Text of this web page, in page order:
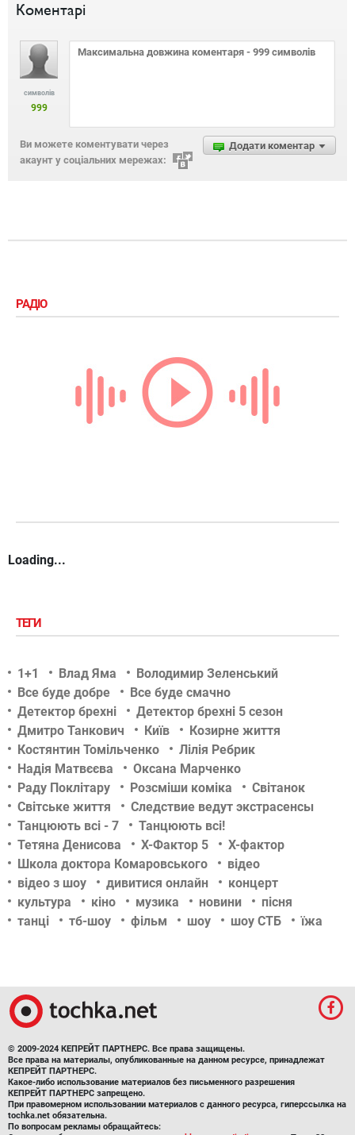
Коментарі
символів
999
Додати коментар
Ви можете коментувати через
акаунт у соціальних мережах:
РАДІО
Loading...
ТЕГИ
1+1 Влад Яма
Володимир Зеленський
Все буде добре
Все буде смачно
Детектор брехні
Детектор брехні 5 сезон
Дмитро Танкович
Київ
Козирне життя
Костянтин Томільченко
Лілія Ребрик
Надія Матвєєва
Оксана Марченко
Раду Поклітару
Розсміши коміка
Світанок
Світське життя
Следствие ведут экстрасенсы
Танцюють всі - 7
Танцюють всі!
Тетяна Денисова
Х-Фактор 5
Х-фактор
Школа доктора Комаровського
відео
відео з шоу
дивитися онлайн
концерт
культура
кіно музика новини
пісня
танці
тб-шоу фільм шоу шоу СТБ їжа
© 2009-2024 КЕПРЕЙТ ПАРТНЕРС. Все права защищены.
Все права на материалы, опубликованные на данном ресурсе, принадлежат
КЕПРЕЙТ ПАРТНЕРС.
Какое-либо использование материалов без письменного разрешения
КЕПРЕЙТ ПАРТНЕРС запрещено.
При правомерном использовании материалов с данного ресурса, гиперссылка на
tochka.net обязательна.
По вопросам рекламы обращайтесь: